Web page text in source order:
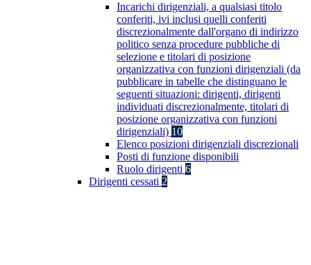
Incarichi dirigenziali, a qualsiasi titolo
conferiti, ivi inclusi quelli conferiti
discrezionalmente dall'organo di indirizzo
politico senza procedure pubbliche di
selezione e titolari di posizione
organizzativa con funzioni dirigenziali (da
pubblicare in tabelle che distinguano le
seguenti situazioni: dirigenti, dirigenti
individuati discrezionalmente, titolari di
posizione organizzativa con funzioni
dirigenziali) 10
Elenco posizioni dirigenziali discrezionali
Posti di funzione disponibili
Ruolo dirigenti 6
Dirigenti cessati 2